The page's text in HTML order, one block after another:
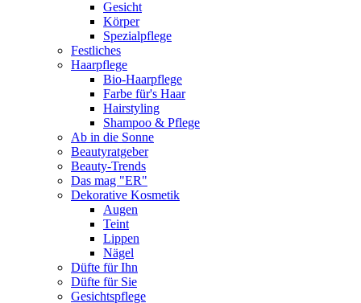
Gesicht
Körper
Spezialpflege
Festliches
Haarpflege
Bio-Haarpflege
Farbe für's Haar
Hairstyling
Shampoo & Pflege
Ab in die Sonne
Beautyratgeber
Beauty-Trends
Das mag "ER"
Dekorative Kosmetik
Augen
Teint
Lippen
Nägel
Düfte für Ihn
Düfte für Sie
Gesichtspflege